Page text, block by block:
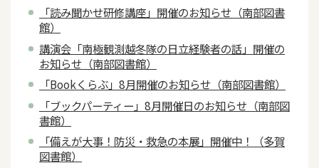
「読み聞かせ研修講座」開催のお知らせ（南部図書
館）
講演会「南極観測越冬隊の日立経験者の話」開催の
お知らせ（南部図書館）
「Bookくらぶ」8月開催のお知らせ（南部図書館）
「ブックパーティー」8月開催日のお知らせ（南部図
書館）
「備えが大事！防災・救急の本展」開催中！（多賀
図書館）